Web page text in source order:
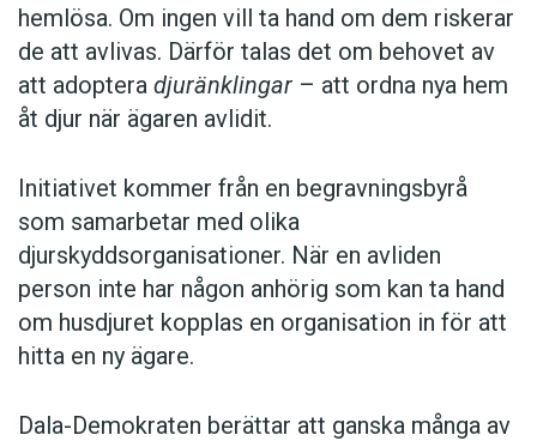
hemlösa. Om ingen vill ta hand om dem riskerar
de att avlivas. Därför talas det om behovet av
att adoptera djuränklingar – att ordna nya hem
åt djur när ägaren avlidit.
Initiativet kommer från en begravningsbyrå
som samarbetar med olika
djurskyddsorganisationer. När en avliden
person inte har någon anhörig som kan ta hand
om husdjuret kopplas en organisation in för att
hitta en ny ägare.
Dala-Demokraten berättar att ganska många av